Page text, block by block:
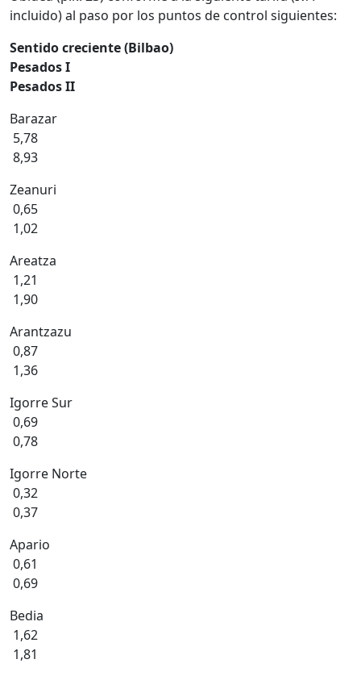
incluido) al paso por los puntos de control siguientes:
Sentido creciente (Bilbao)
Pesados I
Pesados II
Barazar
5,78
8,93
Zeanuri
0,65
1,02
Areatza
1,21
1,90
Arantzazu
0,87
1,36
Igorre Sur
0,69
0,78
Igorre Norte
0,32
0,37
Apario
0,61
0,69
Bedia
1,62
1,81